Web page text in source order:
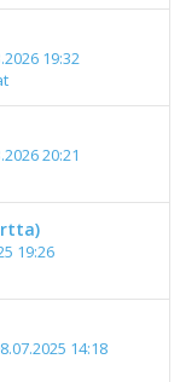
19:32
20:21
19:26
14:18